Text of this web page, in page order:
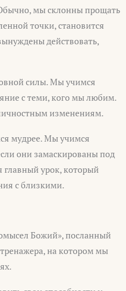
мы склонны прощать
точки, становится
действовать,
силы. Мы учимся
с теми, кого мы любим.
изменениям.
мудрее. Мы учимся
они замаскированы под
урок, который
с близкими.
Божий», посланный
на котором мы